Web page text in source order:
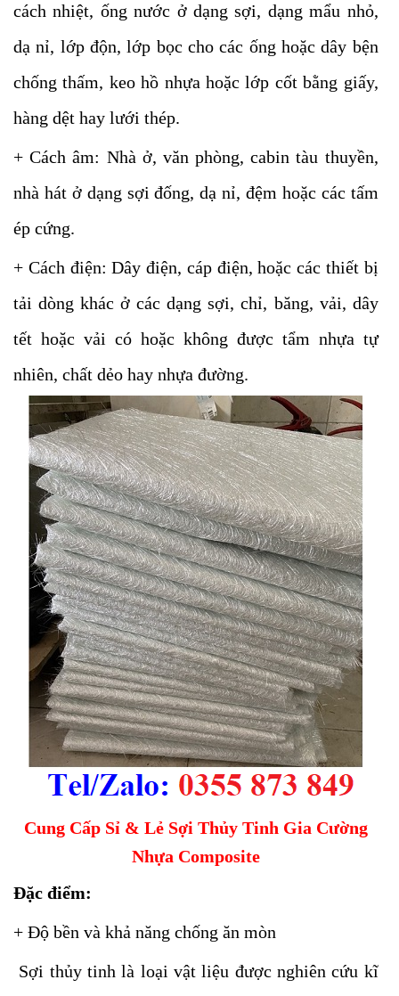
cách nhiệt, ống nước ở dạng sợi, dạng mẩu nhỏ,
dạ nỉ, lớp độn, lớp bọc cho các ống hoặc dây bện
chống thấm, keo hồ nhựa hoặc lớp cốt bằng giấy,
hàng dệt hay lưới thép.
+ Cách âm: Nhà ở, văn phòng, cabin tàu thuyền,
nhà hát ở dạng sợi đống, dạ nỉ, đệm hoặc các tấm
ép cứng.
+ Cách điện: Dây điện, cáp điện, hoặc các thiết bị
tải dòng khác ở các dạng sợi, chỉ, băng, vải, dây
tết hoặc vải có hoặc không được tẩm nhựa tự
nhiên, chất dẻo hay nhựa đường.
Cung Cấp Sỉ & Lẻ Sợi Thủy Tinh Gia Cường
Nhựa Composite
Đặc điểm:
+ Độ bền và khả năng chống ăn mòn
Sợi thủy tinh là loại vật liệu được nghiên cứu kĩ